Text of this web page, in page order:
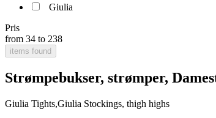
Giulia
Pris
from 34 to 238
items found
Strømpebukser, strømper,
Giulia Tights,Giulia Stockings, thigh highs